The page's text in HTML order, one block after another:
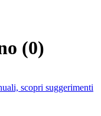
(0)
scopri suggerimenti